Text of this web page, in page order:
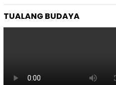
TUALANG BUDAYA